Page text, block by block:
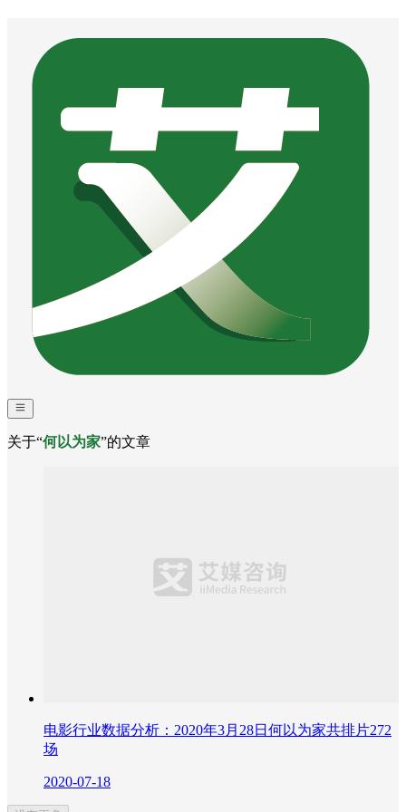
关于“何以为家”的文章
电影行业数据分析：2020年3月28日何以为家共排片272
场
2020-07-18